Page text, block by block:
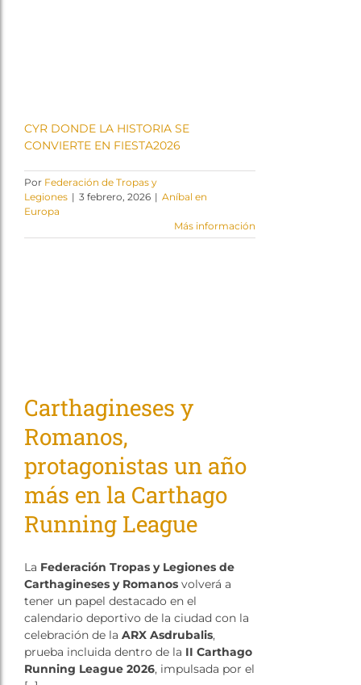
CYR DONDE LA HISTORIA SE
CONVIERTE EN FIESTA2026
Por Federación de Tropas y
Legiones | 3 febrero, 2026 | Aníbal en
Europa
Más información
Carthagineses y
Romanos,
protagonistas un año
más en la Carthago
Running League
La Federación Tropas y Legiones de
Carthagineses y Romanos volverá a
tener un papel destacado en el
calendario deportivo de la ciudad con la
celebración de la ARX Asdrubalis,
prueba incluida dentro de la II Carthago
Running League 2026, impulsada por el